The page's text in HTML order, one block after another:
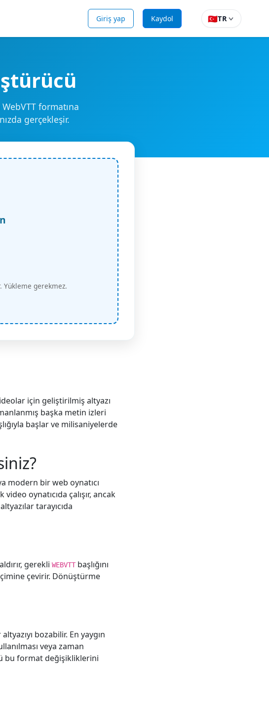
Giriş yap Kaydol 🇹🇷TR
formatına
gerçekleşir.
Yükleme gerekmez.
için geliştirilmiş altyazı
başka metin izleri
başlar ve milisaniyelerde
modern bir web oynatıcı
oynatıcıda çalışır, ancak
tarayıcıda
gerekli WEBVTT başlığını
çevirir. Dönüştürme
bozabilir. En yaygın
veya zaman
bu format değişikliklerini